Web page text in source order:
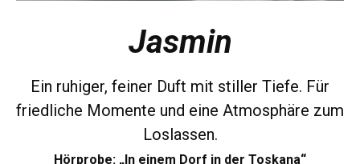
Jasmin
Ein ruhiger, feiner Duft mit stiller Tiefe. Für
friedliche Momente und eine Atmosphäre zum
Loslassen.
Hörprobe: „In einem Dorf in der Toskana“